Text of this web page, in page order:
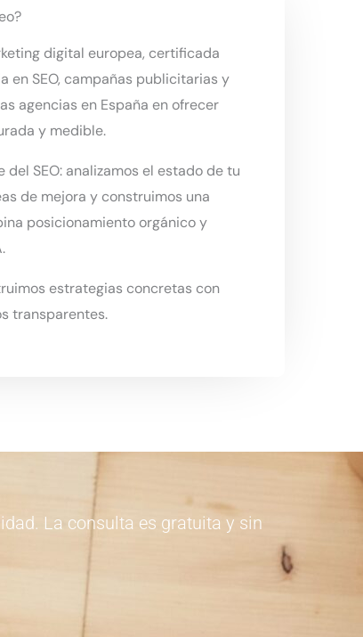
digital europea, certificada
en SEO, campañas publicitarias y
agencias en España en ofrecer
y medible.
SEO: analizamos el estado de tu
de mejora y construimos una
posicionamiento orgánico y
estrategias concretas con
transparentes.
La consulta es gratuita y sin